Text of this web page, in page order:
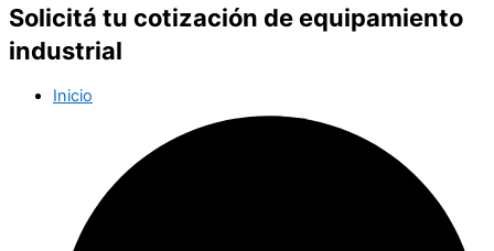
Solicitá tu cotización de equipamiento
industrial
Inicio